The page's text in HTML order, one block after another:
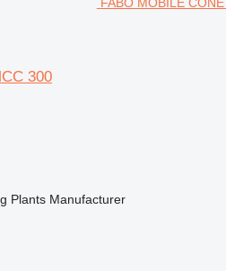
300
Plants Manufacturer